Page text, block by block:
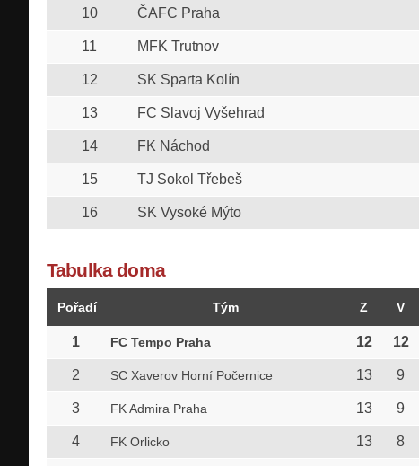
10 ČAFC Praha
11 MFK Trutnov
12 SK Sparta Kolín
13 FC Slavoj Vyšehrad
14 FK Náchod
15 TJ Sokol Třebeš
16 SK Vysoké Mýto
Tabulka doma
Pořadí Tým Z V
1 FC Tempo Praha 12 12
2 SC Xaverov Horní Počernice 13 9
3 FK Admira Praha 13 9
4 FK Orlicko 13 8